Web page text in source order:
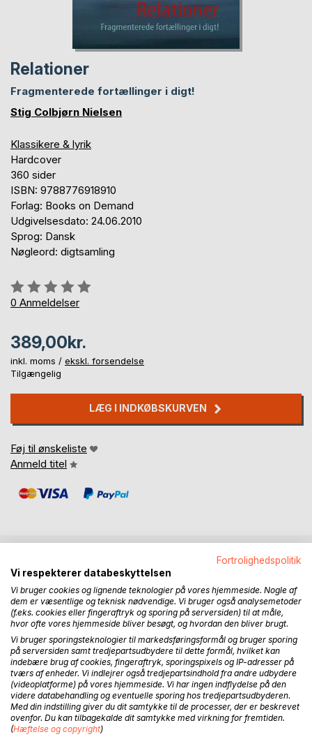
Relationer
Fragmenterede fortællinger i digt!
Stig Colbjørn Nielsen
Klassikere & lyrik
Hardcover
360 sider
ISBN: 9788776918910
Forlag: Books on Demand
Udgivelsesdato: 24.06.2010
Sprog: Dansk
Nøgleord: digtsamling
Anmeldelse::
0%
0 Anmeldelser
389,00kr.
inkl. moms / ekskl. forsendelse
Tilgængelig
LÆG I INDKØBSKURVEN
Føj til ønskeliste
Anmeld titel
BESKRIVELSE
Fabulerende og meget forskellige digte, som sammen med
en novelle og en række udvalgte fotos udgør et helt eget
spejl af verden. Digte og fotos er et udvalg fra perioden
1982-2010. Digtene spænder fra den nærmest groteske
fortælling over livsfilosofiske overvejelser til det muntre og
livsbekræftende.
FORFATTER
Fortrolighedspolitik
Vi respekterer databeskyttelsen
Vi bruger cookies og lignende teknologier på vores hjemmeside. Nogle af
dem er væsentlige og teknisk nødvendige. Vi bruger også analysemetoder
(f.eks. cookies eller fingeraftryk og sporing på serversiden) til at måle,
hvor ofte vores hjemmeside bliver besøgt, og hvordan den bliver brugt.
Vi bruger sporingsteknologier til markedsføringsformål og bruger sporing
på serversiden samt tredjepartsudbydere til dette formål, hvilket kan
indebære brug af cookies, fingeraftryk, sporingspixels og IP-adresser på
tværs af enheder. Vi indlejrer også tredjepartsindhold fra andre udbydere
(videoplatforme) på vores hjemmeside. Vi har ingen indflydelse på den
videre databehandling og eventuelle sporing hos tredjepartsudbyderen.
Med din indstilling giver du dit samtykke til de processer, der er beskrevet
ovenfor. Du kan tilbagekalde dit samtykke med virkning for fremtiden.
(Hæftelse og copyright)